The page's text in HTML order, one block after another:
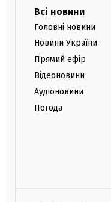
Всі новини
Головні новини
Новини України
Прямий ефір
Відеоновини
Аудіоновини
Погода